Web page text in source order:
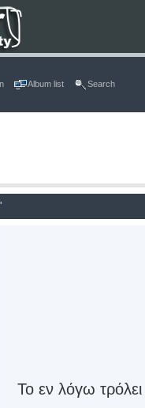
Album list Search
Το εν λόγω